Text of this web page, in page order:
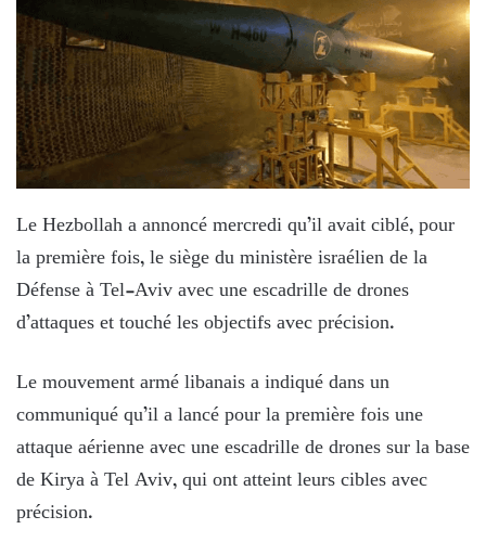
Le Hezbollah a annoncé mercredi qu’il avait ciblé, pour
la première fois, le siège du ministère israélien de la
Défense à Tel-Aviv avec une escadrille de drones
d’attaques et touché les objectifs avec précision.
Le mouvement armé libanais a indiqué dans un
communiqué qu’il a lancé pour la première fois une
attaque aérienne avec une escadrille de drones sur la base
de Kirya à Tel Aviv, qui ont atteint leurs cibles avec
précision.